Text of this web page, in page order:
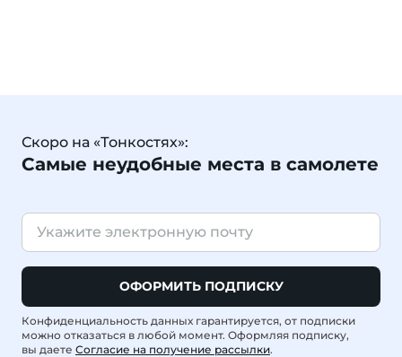
Скоро на «Тонкостях»:
Самые неудобные места в самолете
ОФОРМИТЬ ПОДПИСКУ
Конфиденциальность данных гарантируется, от подписки
можно отказаться в любой момент. Оформляя подписку,
вы даете Согласие на получение рассылки.